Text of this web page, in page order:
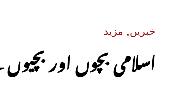
خبریں, مزید
اسلامی بچوں اور